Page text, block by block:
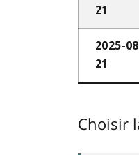
21
2025-
21
Choisir